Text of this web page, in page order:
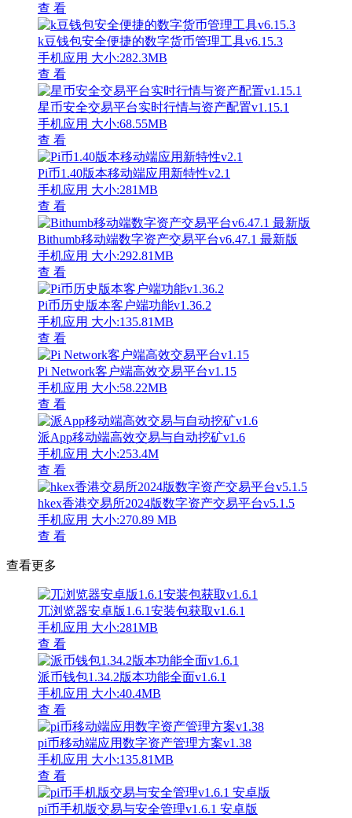
查 看
k豆钱包安全便捷的数字货币管理工具v6.15.3
手机应用 大小:282.3MB
查 看
星币安全交易平台实时行情与资产配置v1.15.1
手机应用 大小:68.55MB
查 看
Pi币1.40版本移动端应用新特性v2.1
手机应用 大小:281MB
查 看
Bithumb移动端数字资产交易平台v6.47.1 最新版
手机应用 大小:292.81MB
查 看
Pi币历史版本客户端功能v1.36.2
手机应用 大小:135.81MB
查 看
Pi Network客户端高效交易平台v1.15
手机应用 大小:58.22MB
查 看
派App移动端高效交易与自动挖矿v1.6
手机应用 大小:253.4M
查 看
hkex香港交易所2024版数字资产交易平台v5.1.5
手机应用 大小:270.89 MB
查 看
查看更多
兀浏览器安卓版1.6.1安装包获取v1.6.1
手机应用 大小:281MB
查 看
派币钱包1.34.2版本功能全面v1.6.1
手机应用 大小:40.4MB
查 看
pi币移动端应用数字资产管理方案v1.38
手机应用 大小:135.81MB
查 看
pi币手机版交易与安全管理v1.6.1 安卓版